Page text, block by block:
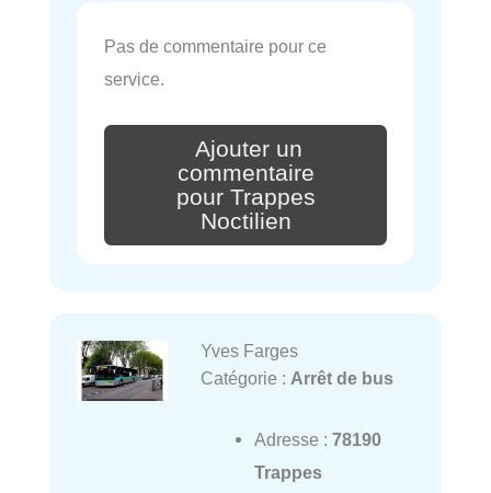
Pas de commentaire pour ce
service.
Ajouter un
commentaire
pour Trappes
Noctilien
Yves Farges
Catégorie : Arrêt de bus
Adresse : 78190
Trappes